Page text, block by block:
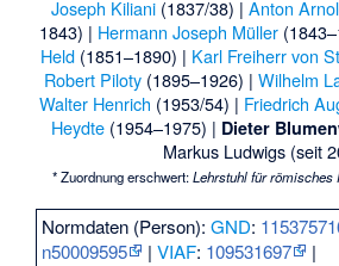
Joseph Kiliani(1837/38) | Anton
1843) | Hermann Joseph Müller
Held(1851–1890) | Karl Freiherr von
Robert Piloty (1895–1926) | Wilhelm
Walter Henrich (1953/54) | Friedrich
Heydte (1954–1975) | Dieter
Markus Ludwigs(seit
* Zuordnung erschwert:Lehrstuhl für römisches
Normdaten (Person):GND:
n50009595
|VIAF: 109531697 |